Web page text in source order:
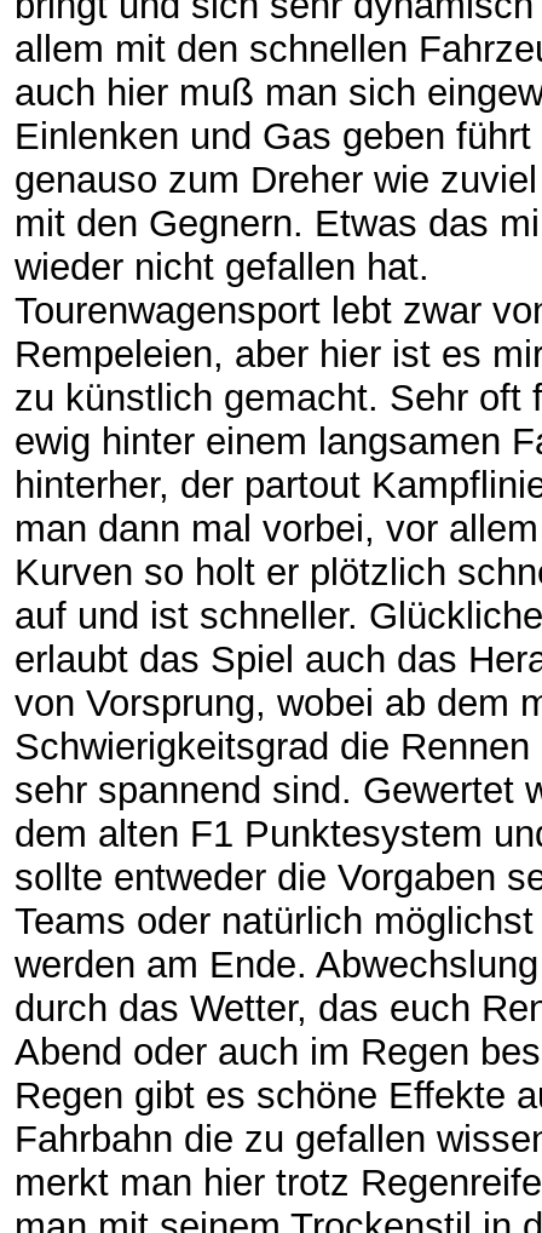
allem mit den schnellen
auch hier muß man sich
Einlenken und Gas geben
genauso zum Dreher wie
mit den Gegnern. Etwas das
wieder nicht gefallen hat.
Tourenwagensport lebt zwar
Rempeleien, aber hier ist es
zu künstlich gemacht. Sehr oft
ewig hinter einem langsamen
hinterher, der partout
man dann mal vorbei, vor
Kurven so holt er plötzlich
auf und ist schneller.
erlaubt das Spiel auch das
von Vorsprung, wobei ab dem
Schwierigkeitsgrad die Rennen
sehr spannend sind. Gewertet
dem alten F1 Punktesystem
sollte entweder die Vorgaben
Teams oder natürlich
werden am Ende.
durch das Wetter, das euch
Abend oder auch im Regen
Regen gibt es schöne Effekte
Fahrbahn die zu gefallen
merkt man hier trotz